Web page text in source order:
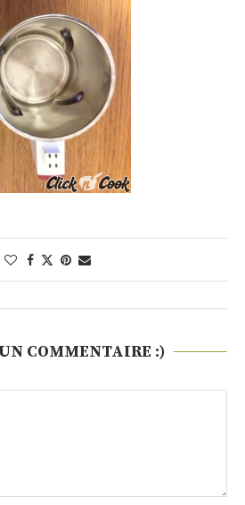
COMMENTAIRE :)